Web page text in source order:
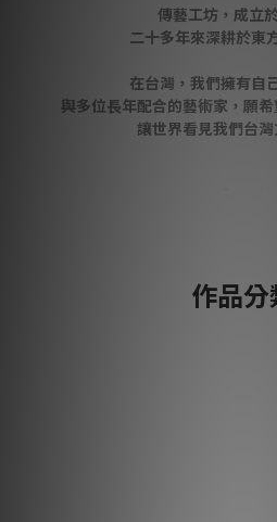
傳藝工坊，成立
二十多年來深耕於東
在台灣，我們擁有自
與多位長年配合的藝術家，願
讓世界看見我們台灣
作品分